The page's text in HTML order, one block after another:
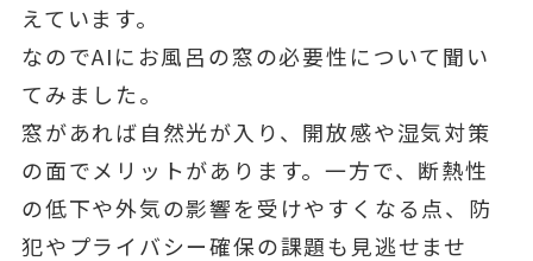
えています。
なのでAIにお風呂の窓の必要性について聞い
てみました。
窓があれば自然光が入り、開放感や湿気対策
の面でメリットがあります。一方で、断熱性
の低下や外気の影響を受けやすくなる点、防
犯やプライバシー確保の課題も見逃せませ